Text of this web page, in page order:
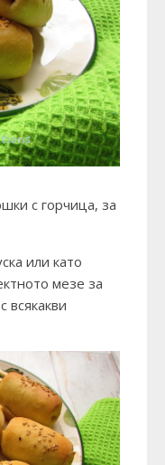
с горчица, за
или като
мезе за
всякакви